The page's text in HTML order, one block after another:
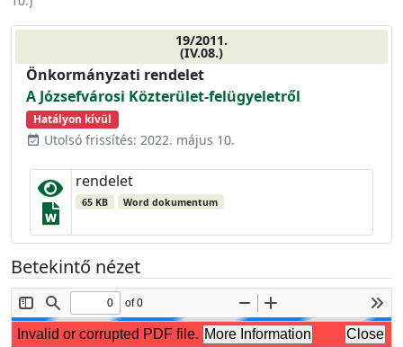
19/2011.
(IV.08.)
Önkormányzati rendelet
A Józsefvárosi Közterület-felügyeletről
Hatályon kívül
event_available Utolsó frissítés: 2022. május 10.
rendelet
65 KB Word dokumentum
Betekintő nézet